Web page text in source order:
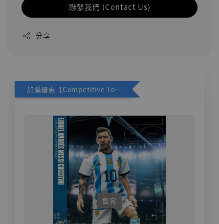
聯繫我們 (Contact Us)
分享
加購優惠【Competitive Toys 梅西 [CM001]】
售完